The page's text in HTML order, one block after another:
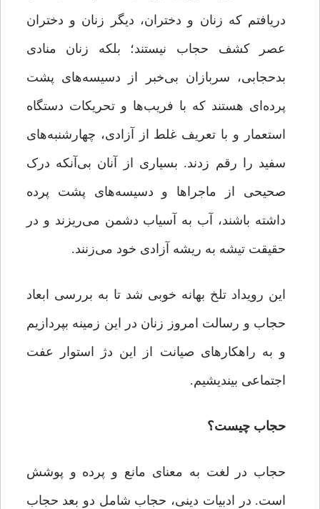
دریافتم که زنان و دختران، دیگر زنان و دختران
عصر کشف حجاب نیستند؛ بلکه زنان منادی
بدحجابی، سربازان بی‌خبر از دسیسه‌های پشت
پرده‌ای هستند که با فریب‌ها و تحریکات دستگاه
استعمار و با تعریف غلط از آزادی، چهارشنبه‌های
سفید را رقم زدند. بسیاری از آنان بی‌آنکه درک
صحیحی از ماجراها و دسیسه‌های پشت پرده
داشته باشند، آب به آسیاب دشمن می‌ریزند و در
حقیقت تیشه به ریشه آزادی خود می‌زنند.
این رویداد تلخ بهانه خوبی شد تا به بررسی ابعاد
حجاب و رسالت امروز زنان در این زمینه بپردازیم
و به راهکارهای صیانت از این دژ استوار عفت
اجتماعی بیندیشیم.
حجاب چیست؟
حجاب در لغت به معنای مانع و پرده و پوشش
است. در ادبیات دینی، حجاب شامل دو بعد حجاب